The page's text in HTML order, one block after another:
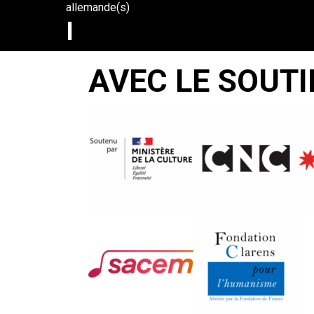
allemande(s)
I
RUHROMRADET
– IM
AVEC LE